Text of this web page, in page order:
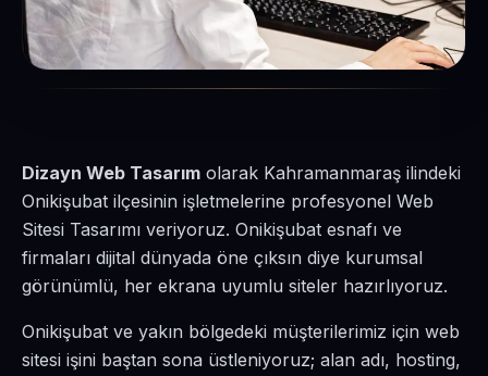
Dizayn Web Tasarım olarak Kahramanmaraş ilindeki
Onikişubat ilçesinin işletmelerine profesyonel Web
Sitesi Tasarımı veriyoruz. Onikişubat esnafı ve
firmaları dijital dünyada öne çıksın diye kurumsal
görünümlü, her ekrana uyumlu siteler hazırlıyoruz.
Onikişubat ve yakın bölgedeki müşterilerimiz için web
sitesi işini baştan sona üstleniyoruz; alan adı, hosting,